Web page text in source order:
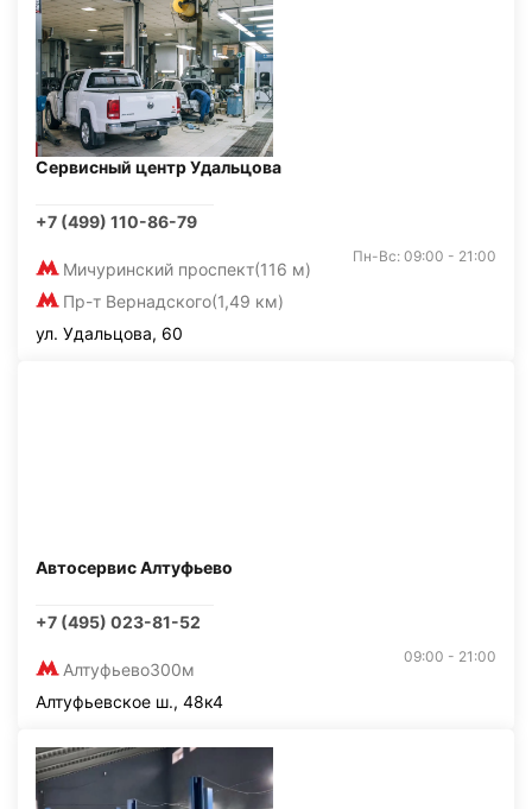
Сервисный центр Удальцова
+7 (499) 110-86-79
Мичуринский проспект(116 м)
Пр-т Вернадского(1,49 км)
Пн-Вс: 09:00 - 21:00
ул. Удальцова, 60
Автосервис Алтуфьево
+7 (495) 023-81-52
Алтуфьево300м
09:00 - 21:00
Алтуфьевское ш., 48к4